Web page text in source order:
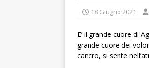
18 Giugno 2021
E’ il grande cuore di
grande cuore dei
cancro, si sente